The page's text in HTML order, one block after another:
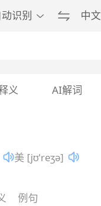
动识别 中文
义 AI解词
美 [jʊˈreʒə]
例句